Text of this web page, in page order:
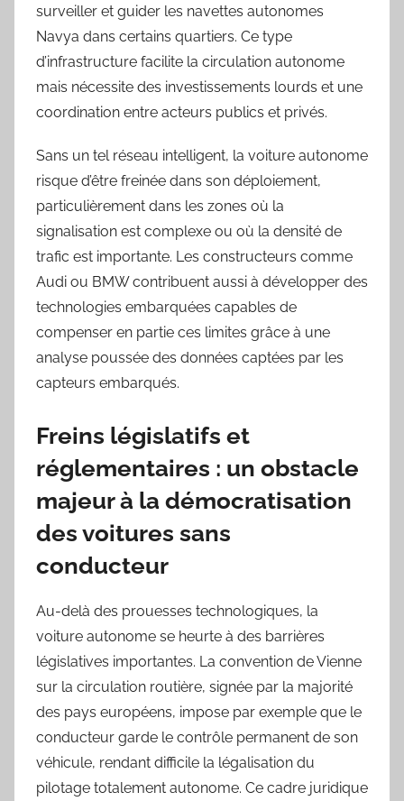
surveiller et guider les navettes autonomes
Navya dans certains quartiers. Ce type
d’infrastructure facilite la circulation autonome
mais nécessite des investissements lourds et une
coordination entre acteurs publics et privés.
Sans un tel réseau intelligent, la voiture autonome
risque d’être freinée dans son déploiement,
particulièrement dans les zones où la
signalisation est complexe ou où la densité de
trafic est importante. Les constructeurs comme
Audi ou BMW contribuent aussi à développer des
technologies embarquées capables de
compenser en partie ces limites grâce à une
analyse poussée des données captées par les
capteurs embarqués.
Freins législatifs et
réglementaires : un obstacle
majeur à la démocratisation
des voitures sans
conducteur
Au-delà des prouesses technologiques, la
voiture autonome se heurte à des barrières
législatives importantes. La convention de Vienne
sur la circulation routière, signée par la majorité
des pays européens, impose par exemple que le
conducteur garde le contrôle permanent de son
véhicule, rendant difficile la légalisation du
pilotage totalement autonome. Ce cadre juridique